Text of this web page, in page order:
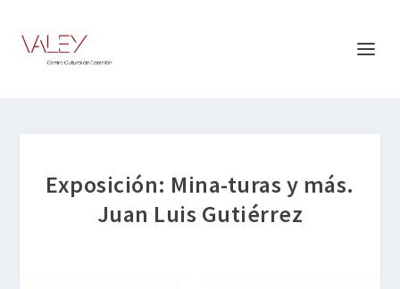
Exposición: Mina-turas y más.
Juan Luis Gutiérrez